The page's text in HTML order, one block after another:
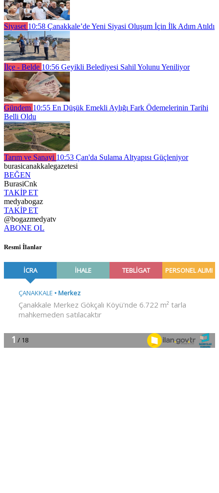
Siyaset 10:58 Çanakkale’de Yeni Siyasi Oluşum İçin İlk Adım Atıldı
İlçe - Belde 10:56 Geyikli Belediyesi Sahil Yolunu Yeniliyor
Gündem 10:55 En Düşük Emekli Aylığı Fark Ödemelerinin Tarihi
Belli Oldu
Tarım ve Sanayi 10:53 Çan'da Sulama Altyapısı Güçleniyor
burasicanakkalegazetesi
BEĞEN
BurasiCnk
TAKİP ET
medyabogaz
TAKİP ET
@bogazmedyatv
ABONE OL
Resmî İlanlar